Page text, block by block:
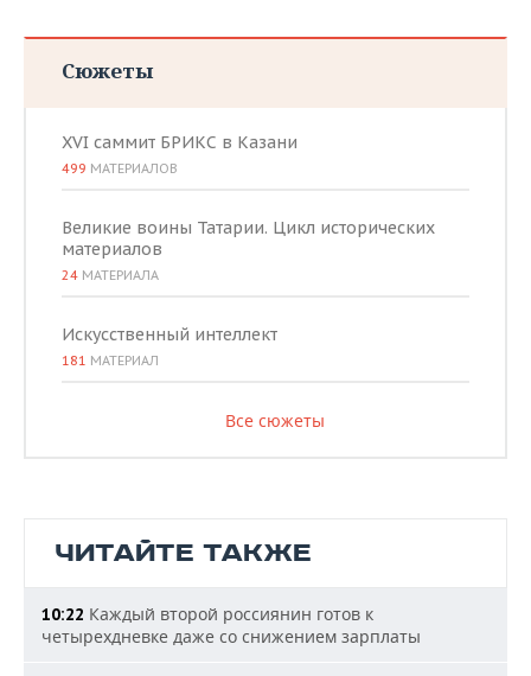
Сюжеты
XVI саммит БРИКС в Казани
499 МАТЕРИАЛОВ
Великие воины Татарии. Цикл исторических
материалов
24 МАТЕРИАЛА
Искусственный интеллект
181 МАТЕРИАЛ
Все сюжеты
ЧИТАЙТЕ ТАКЖЕ
10:22 Каждый второй россиянин готов к
четырехдневке даже со снижением зарплаты